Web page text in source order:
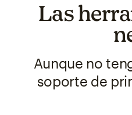
Las
Aunque no
soporte de